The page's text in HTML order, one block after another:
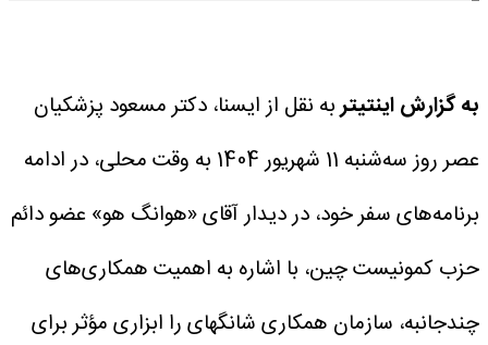
به گزارش اینتیتربه نقل از ایسنا، دکتر مسعود پزشکیان
عصر روز سه‌شنبه 11 شهریور 1404 به وقت محلی، در ادامه
برنامه‌های سفر خود، در دیدار آقای «هوانگ هو» عضو دائم
حزب کمونیست چین، با اشاره به اهمیت همکاری‌های
چندجانبه، سازمان همکاری شانگهای را ابزاری مؤثر برای